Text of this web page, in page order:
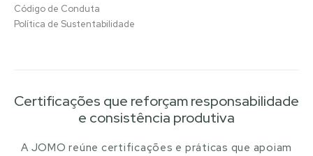
Código de Conduta
Política de Sustentabilidade
Certificações que reforçam responsabilidade
e consistência produtiva
A JOMO reúne certificações e práticas que apoiam